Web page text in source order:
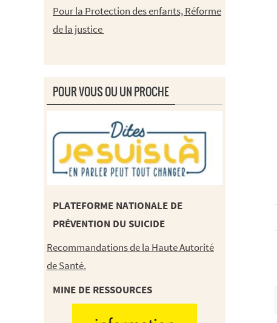
Pour la Protection des enfants, Réforme
de la justice
POUR VOUS OU UN PROCHE
PLATEFORME NATIONALE DE
PRÉVENTION DU SUICIDE
Recommandations de la Haute Autorité
de Santé.
MINE DE RESSOURCES